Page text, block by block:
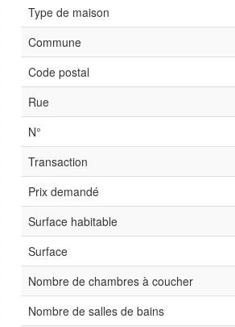
Type de maison
Commune
Code postal
Rue
N°
Transaction
Prix demandé
Surface habitable
Surface
Nombre de chambres à coucher
Nombre de salles de bains